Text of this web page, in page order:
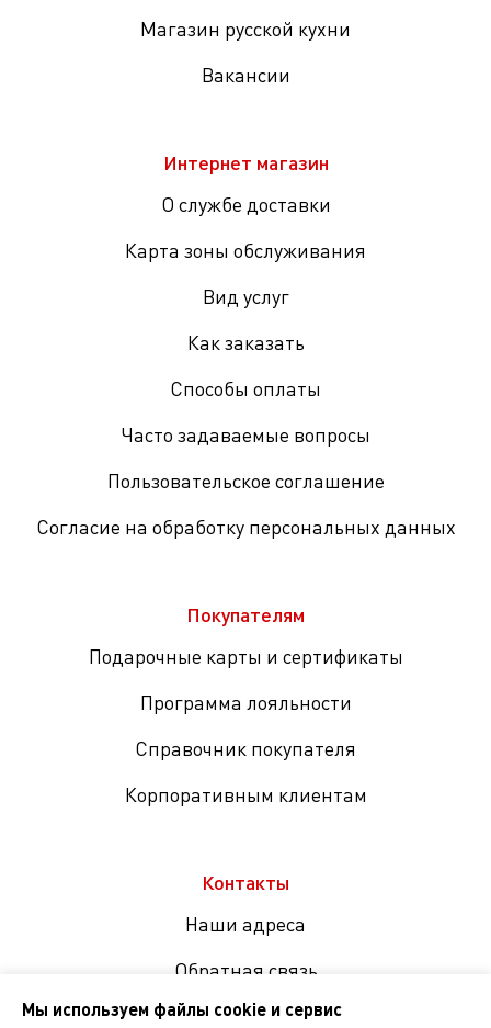
Магазин русской кухни
Вакансии
Интернет магазин
О службе доставки
Карта зоны обслуживания
Вид услуг
Как заказать
Способы оплаты
Часто задаваемые вопросы
Пользовательское соглашение
Согласие на обработку персональных данных
Покупателям
Подарочные карты и сертификаты
Программа лояльности
Справочник покупателя
Корпоративным клиентам
Контакты
Наши адреса
Обратная связь
Мы используем файлы cookie и сервис